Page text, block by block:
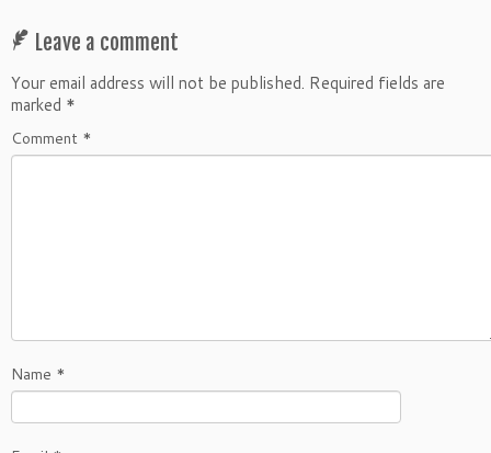
Leave a comment
Your email address will not be published. Required fields are
marked *
Comment *
Name *